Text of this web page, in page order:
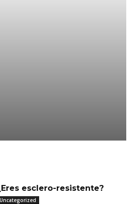
esclero-resistente?
Uncategorized